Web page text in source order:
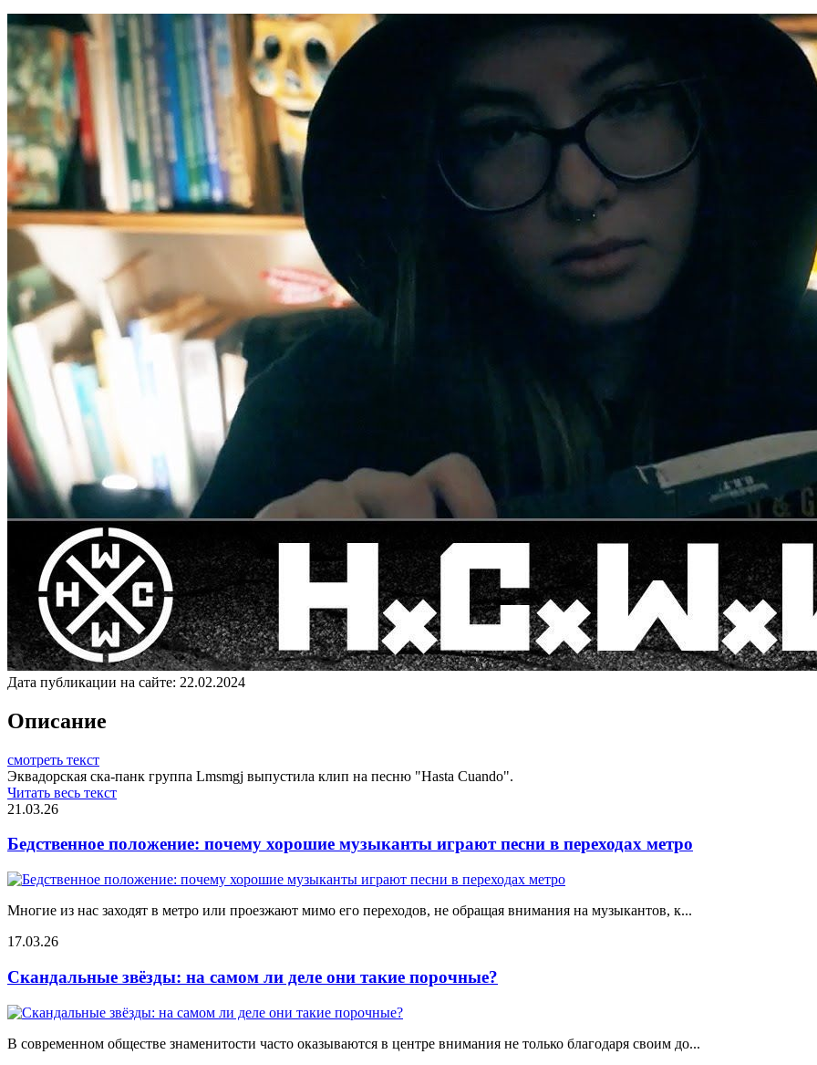
Дата публикации на сайте: 22.02.2024
Описание
смотреть текст
Эквадорская ска-панк группа Lmsmgj выпустила клип на песню "Hasta Cuando".
Читать весь текст
21.03.26
Бедственное положение: почему хорошие музыканты играют песни в переходах метро
Многие из нас заходят в метро или проезжают мимо его переходов, не обращая внимания на музыкантов, к...
17.03.26
Скандальные звёзды: на самом ли деле они такие порочные?
В современном обществе знаменитости часто оказываются в центре внимания не только благодаря своим до...